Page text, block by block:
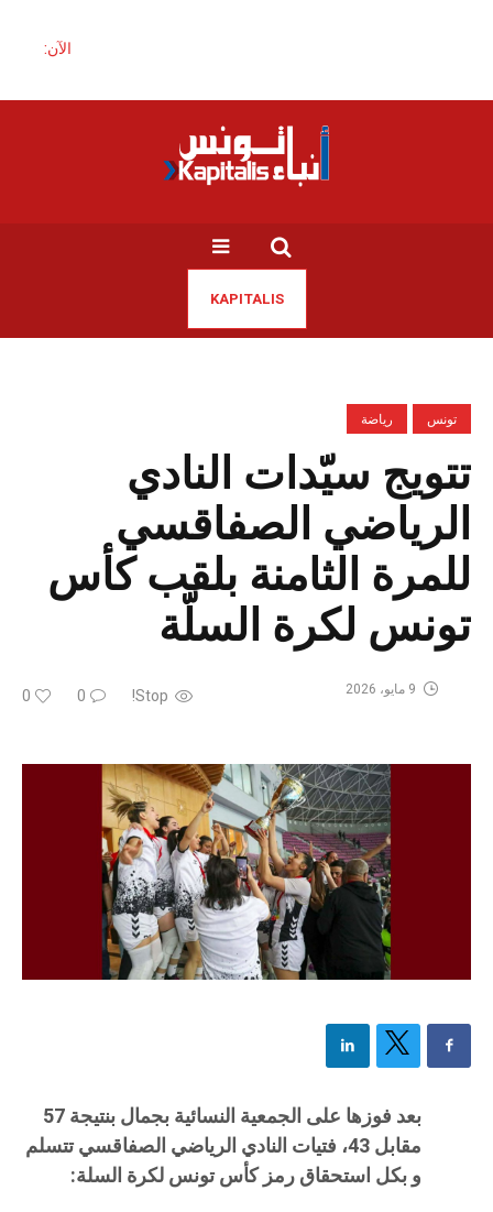
الآن:
KAPITALIS
تونس رياضة
تتويج سيّدات النادي
الرياضي الصفاقسي
للمرة الثامنة بلقب كأس
تونس لكرة السلّة
Stop!
0
0 9 مايو، 2026
بعد فوزها على الجمعية النسائية بجمال بنتيجة 57
مقابل 43، فتيات النادي الرياضي الصفاقسي تتسلم
و بكل استحقاق رمز كأس تونس لكرة السلة: